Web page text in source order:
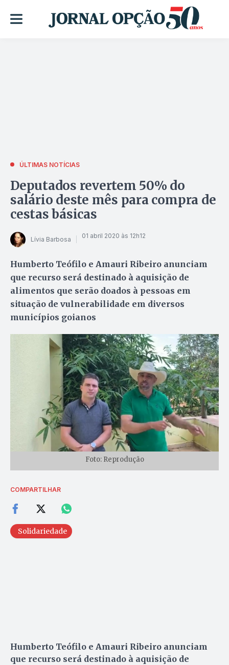
ÚLTIMAS NOTÍCIAS
Deputados revertem 50% do
salário deste mês para compra de
cestas básicas
Lívia Barbosa 01 abril 2020 às 12h12
Humberto Teófilo e Amauri Ribeiro anunciam
que recurso será destinado à aquisição de
alimentos que serão doados à pessoas em
situação de vulnerabilidade em diversos
municípios goianos
Foto: Reprodução
COMPARTILHAR
Solidariedade
Humberto Teófilo e Amauri Ribeiro anunciam
que recurso será destinado à aquisição de